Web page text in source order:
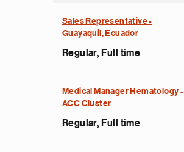
Sales Representative -
Guayaquil, Ecuador
Regular, Full time
Medical Manager Hematology -
ACC Cluster
Regular, Full time